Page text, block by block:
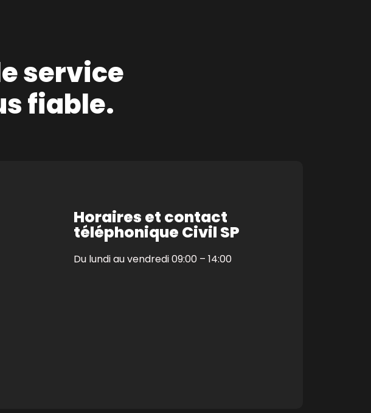
service
fiable.
Horaires et contact
téléphonique Civil SP
Du lundi au vendredi 09:00 – 14:00